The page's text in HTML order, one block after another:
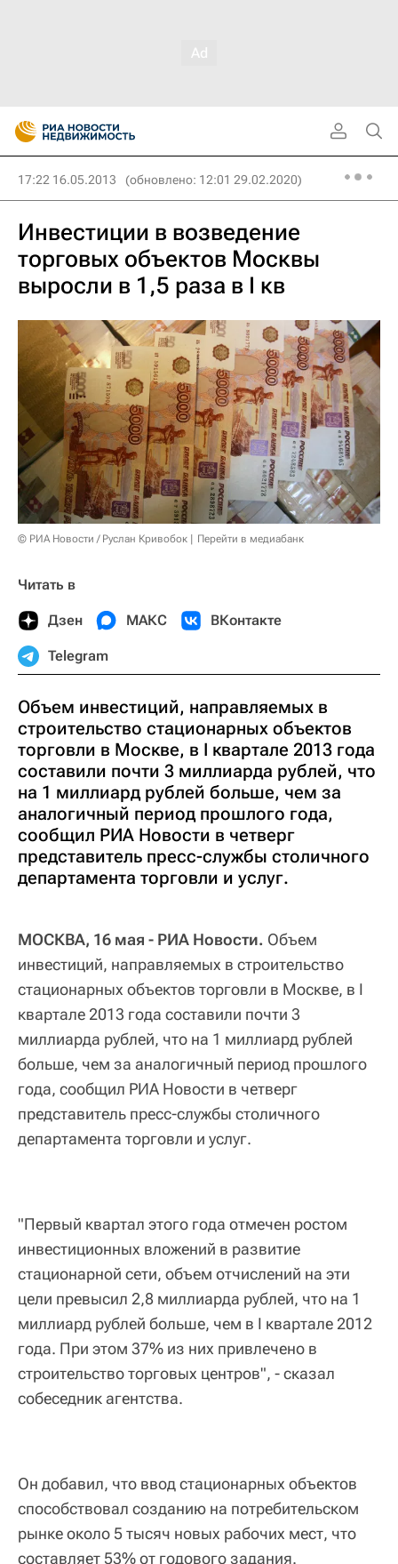
17:22 16.05.2013 (обновлено: 12:01 29.02.2020)
Инвестиции в возведение
торговых объектов Москвы
выросли в 1,5 раза в I кв
© РИА Новости / Руслан Кривобок Перейти в медиабанк
Читать в
Дзен МАКС ВКонтакте
Telegram
Объем инвестиций, направляемых в
строительство стационарных объектов
торговли в Москве, в I квартале 2013 года
составили почти 3 миллиарда рублей, что
на 1 миллиард рублей больше, чем за
аналогичный период прошлого года,
сообщил РИА Новости в четверг
представитель пресс-службы столичного
департамента торговли и услуг.
МОСКВА, 16 мая - РИА Новости. Объем
инвестиций, направляемых в строительство
стационарных объектов торговли в Москве, в I
квартале 2013 года составили почти 3
миллиарда рублей, что на 1 миллиард рублей
больше, чем за аналогичный период прошлого
года, сообщил РИА Новости в четверг
представитель пресс-службы столичного
департамента торговли и услуг.
"Первый квартал этого года отмечен ростом
инвестиционных вложений в развитие
стационарной сети, объем отчислений на эти
цели превысил 2,8 миллиарда рублей, что на 1
миллиард рублей больше, чем в I квартале 2012
года. При этом 37% из них привлечено в
строительство торговых центров", - сказал
собеседник агентства.
Он добавил, что ввод стационарных объектов
способствовал созданию на потребительском
рынке около 5 тысяч новых рабочих мест, что
составляет 53% от годового задания.